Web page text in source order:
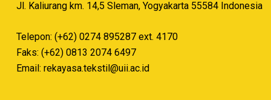
Jl. Kaliurang km. 14,5 Sleman, Yogyakarta 55584 Indonesia
Telepon: (+62) 0274 895287 ext. 4170
Faks: (+62) 0813 2074 6497
Email: rekayasa.tekstil@uii.ac.id